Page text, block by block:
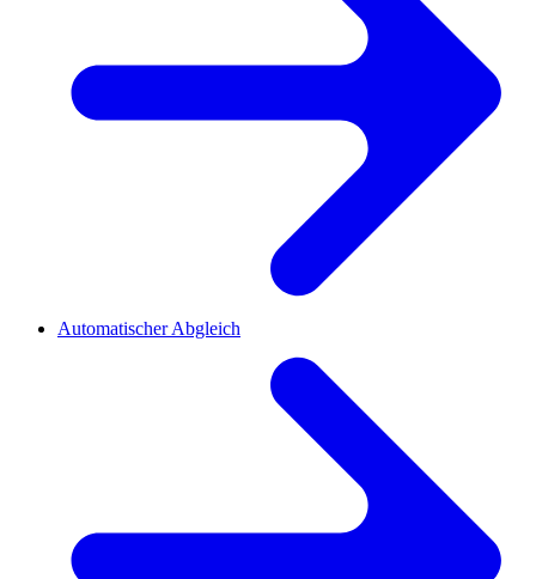
Automatischer Abgleich